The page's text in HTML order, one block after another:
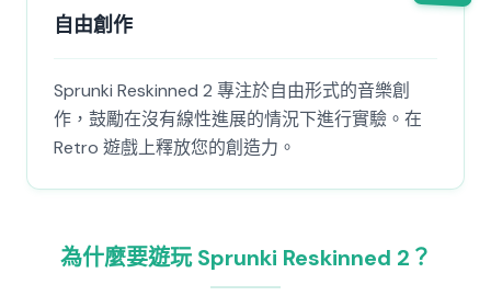
自由創作
Sprunki Reskinned 2 專注於自由形式的音樂創
作，鼓勵在沒有線性進展的情況下進行實驗。在
Retro 遊戲上釋放您的創造力。
為什麼要遊玩 Sprunki Reskinned 2？